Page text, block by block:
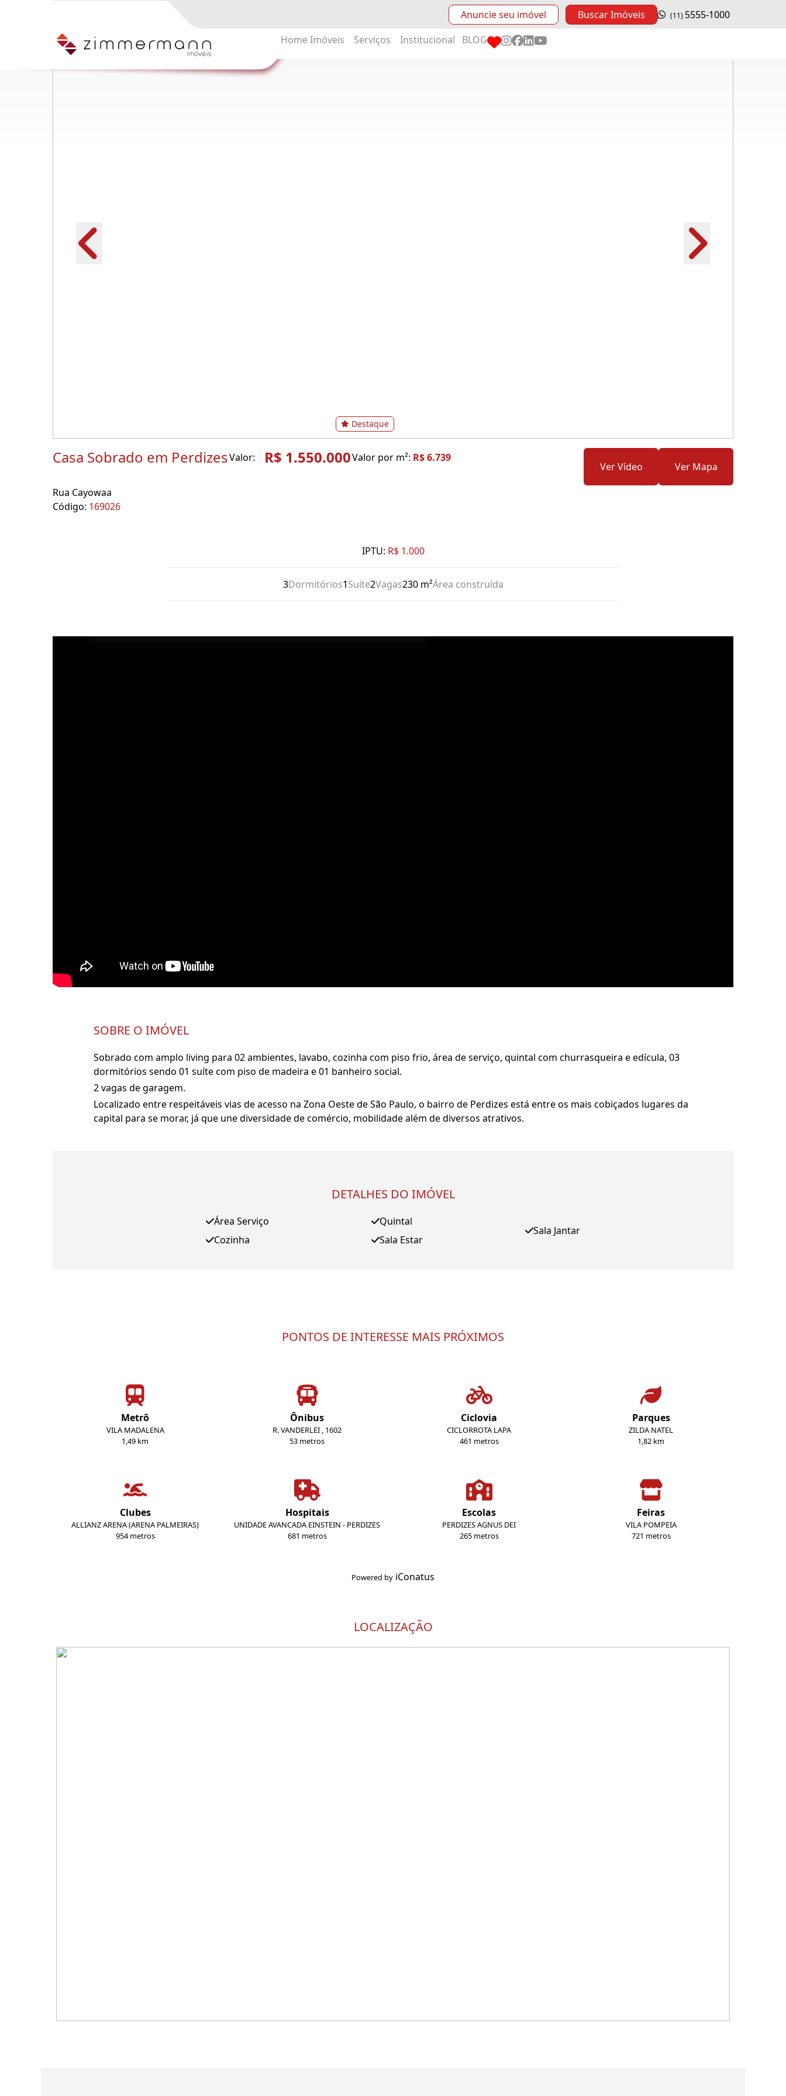
Anuncie seu imóvel Buscar Imóveis (11) 5555-1000
Home Imóveis Serviços Institucional BLOG
Destaque
Casa Sobrado em PerdizesValor: R$ 1.550.000Valor por m²: R$ 6.739
Rua Cayowaa
Código: 169026
Ver Vídeo Ver Mapa
IPTU: R$ 1.000
3Dormitórios1Suíte2Vagas230 m²Área construída
SOBRE O IMÓVEL
Sobrado com amplo living para 02 ambientes, lavabo, cozinha com piso frio, área de serviço, quintal com churrasqueira e edícula, 03
dormitórios sendo 01 suíte com piso de madeira e 01 banheiro social.
2 vagas de garagem.
Localizado entre respeitáveis vias de acesso na Zona Oeste de São Paulo, o bairro de Perdizes está entre os mais cobiçados lugares da
capital para se morar, já que une diversidade de comércio, mobilidade além de diversos atrativos.
DETALHES DO IMÓVEL
Área Serviço
Cozinha
Quintal
Sala Estar
Sala Jantar
PONTOS DE INTERESSE MAIS PRÓXIMOS
Metrô
VILA MADALENA
1,49 km
Ônibus
R. VANDERLEI , 1602
53 metros
Ciclovia
CICLORROTA LAPA
461 metros
Parques
ZILDA NATEL
1,82 km
Clubes
ALLIANZ ARENA (ARENA PALMEIRAS)
954 metros
Hospitais
UNIDADE AVANCADA EINSTEIN - PERDIZES
681 metros
Escolas
PERDIZES AGNUS DEI
265 metros
Feiras
VILA POMPEIA
721 metros
Powered by iConatus
LOCALIZAÇÃO